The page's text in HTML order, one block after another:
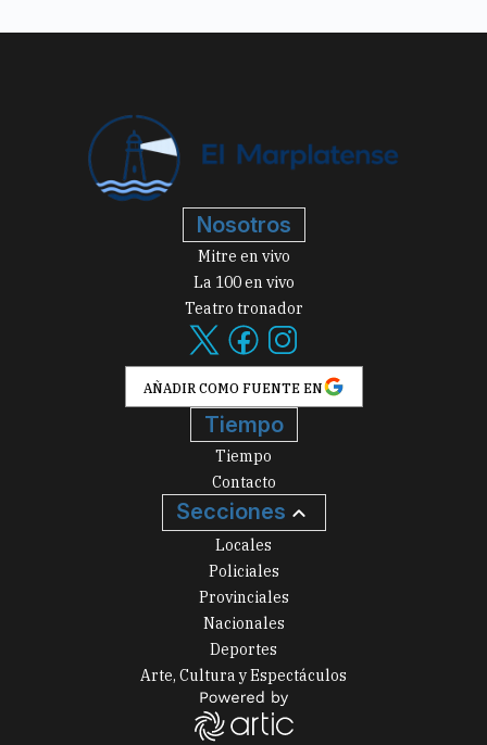
Nosotros
Mitre en vivo
La 100 en vivo
Teatro tronador
AÑADIR COMO FUENTE EN
Tiempo
Tiempo
Contacto
Secciones
Locales
Policiales
Provinciales
Nacionales
Deportes
Arte, Cultura y Espectáculos